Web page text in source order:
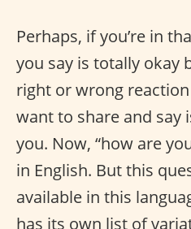
Perhaps, if you’re in
you say is totally okay
right or wrong
want to share and say
you. Now, “how are
in English. But this
available in this
has its own list of